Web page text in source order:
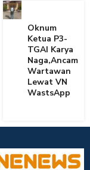
Oknum
Ketua P3-
TGAI Karya
Naga,Ancam
Wartawan
Lewat VN
WastsApp